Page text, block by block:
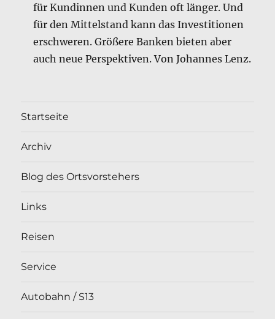
für Kundinnen und Kunden oft länger. Und
für den Mittelstand kann das Investitionen
erschweren. Größere Banken bieten aber
auch neue Perspektiven. Von Johannes Lenz.
Startseite
Archiv
Blog des Ortsvorstehers
Links
Reisen
Service
Autobahn / S13